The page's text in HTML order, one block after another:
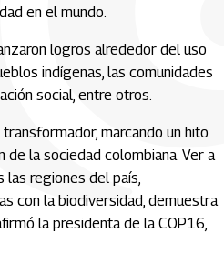
en el mundo.
logros alrededor del uso
indígenas, las comunidades
social, entre otros.
marcando un hito
de la sociedad colombiana. Ver a
las regiones del país,
con la biodiversidad, demuestra
la presidenta de la COP16,